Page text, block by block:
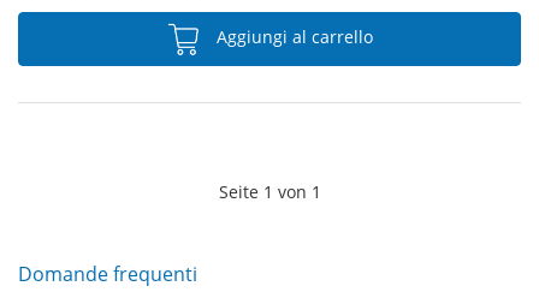
Aggiungi al carrello
Seite 1 von 1
Domande frequenti